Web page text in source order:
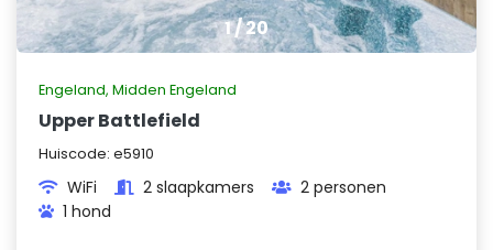
1/20
Engeland, Midden Engeland
Upper Battlefield
Huiscode: e5910
WiFi 2 slaapkamers
2 personen
1 hond